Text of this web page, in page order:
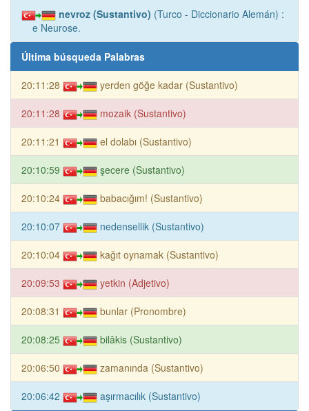
nevroz (Sustantivo) (Turco - Diccionario Alemán) :
e Neurose.
Última búsqueda Palabras
20:11:28 yerden göğe kadar (Sustantivo)
20:11:28 mozaik (Sustantivo)
20:11:21 el dolabı (Sustantivo)
20:10:59 şecere (Sustantivo)
20:10:24 babacığım! (Sustantivo)
20:10:07 nedensellik (Sustantivo)
20:10:04 kağıt oynamak (Sustantivo)
20:09:53 yetkin (Adjetivo)
20:08:31 bunlar (Pronombre)
20:08:25 bilâkis (Sustantivo)
20:06:50 zamanında (Sustantivo)
20:06:42 aşırmacılık (Sustantivo)